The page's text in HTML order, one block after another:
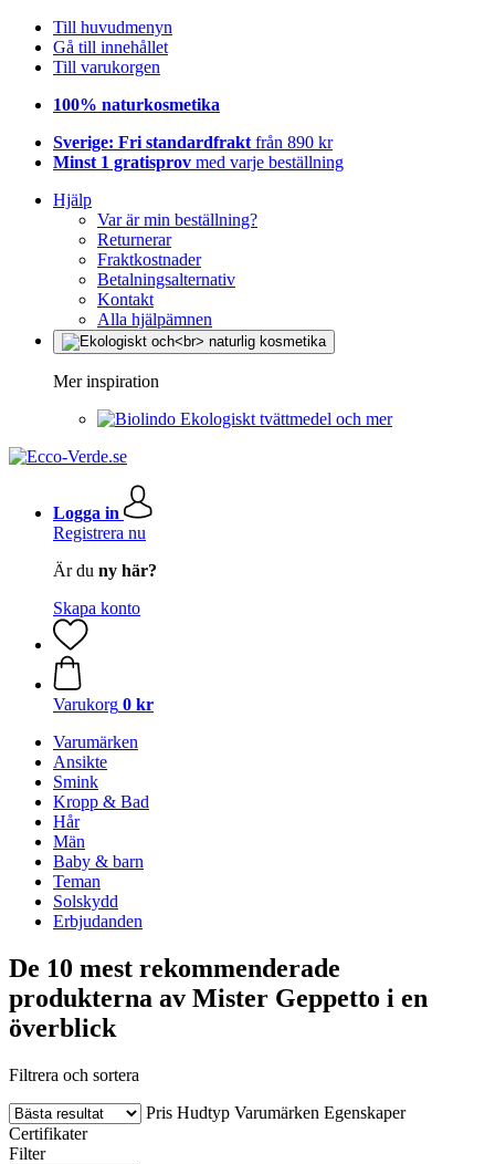
Till huvudmenyn
Gå till innehållet
Till varukorgen
100% naturkosmetika
Sverige: Fri standardfrakt från 890 kr
Minst 1 gratisprov med varje beställning
Hjälp
Var är min beställning?
Returnerar
Fraktkostnader
Betalningsalternativ
Kontakt
Alla hjälpämnen
Mer inspiration
Ekologiskt tvättmedel och mer
Logga in
Registrera nu
Är du ny här?
Skapa konto
Varukorg 0 kr
Varumärken
Ansikte
Smink
Kropp & Bad
Hår
Män
Baby & barn
Teman
Solskydd
Erbjudanden
De 10 mest rekommenderade
produkterna av Mister Geppetto i en
överblick
Filtrera och sortera
Pris Hudtyp Varumärken Egenskaper
Certifikater
Filter